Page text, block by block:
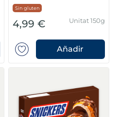
Sin gluten
4,99 € Unitat 150g
Añadir